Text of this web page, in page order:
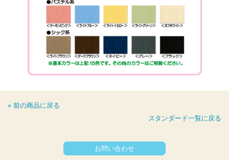
« 前の商品に戻る
スタンダード一覧に戻る
お問い合わせ